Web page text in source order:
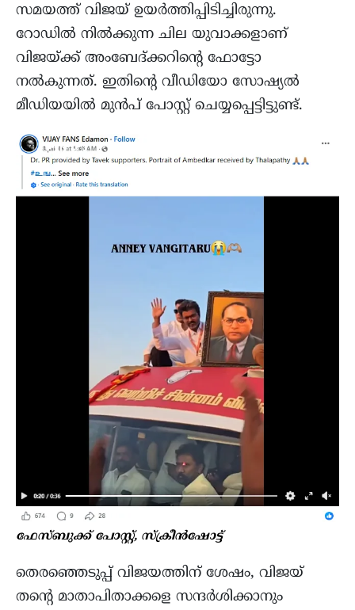
സമയത്ത് വിജയ്‌ ഉയര്‍ത്തിപ്പിടിച്ചിരുന്നു.
റോഡില്‍ നില്‍ക്കുന്ന ചില യുവാക്കളാണ്
വിജയ്ക്ക് അംബേദ്‌ക്കറിന്റെ ഫോട്ടോ
നല്‍കുന്നത്. ഇതിന്റെ വീഡിയോ സോഷ്യല്‍
മീഡിയയില്‍ മുന്‍പ് പോസ്റ്റ് ചെയ്യപ്പെട്ടിട്ടുണ്ട്.
ഫേസ്ബുക്ക് പോസ്റ്റ്, സ്ക്രീന്‍ഷോട്ട്
തെരഞ്ഞെടുപ്പ് വിജയത്തിന് ശേഷം, വിജയ്‌
തന്റെ മാതാപിതാക്കളെ സന്ദർശിക്കാനും